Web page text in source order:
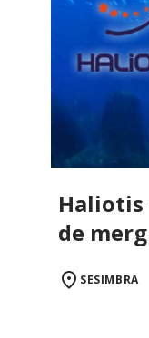
Haliotis
de
SESIMBRA